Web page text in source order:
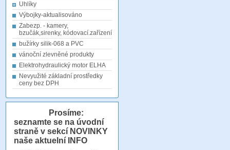
Uhlíky
Výbojky-aktualisováno
Zabezp. - kamery,
bzučák,sirenky, kódovací.zařízení
bužírky silik-068 a PVC
vánoční zlevněné produkty
Elektrohydraulický motor ELHA
Nevyužité základní prostředky
ceny bez DPH
Prosíme:
seznamte se na úvodní
straně v sekcí NOVINKY
naše aktuelní INFO